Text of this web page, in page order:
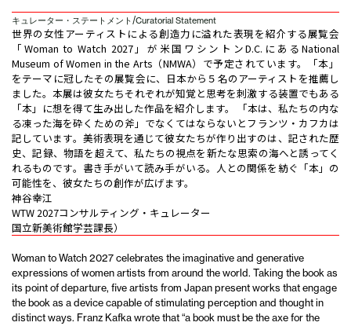
キュレーター・ステートメント/Curatorial Statement
世界の女性アーティストによる創造力に溢れた表現を紹介する展覧会
「Woman to Watch 2027」が米国ワシントンD.C.にあるNational
Museum of Women in the Arts（NMWA）で予定されています。「本」
をテーマに冠したその展覧会に、日本から５名のアーティストを推薦し
ました。本展は彼女たちそれぞれが知覚と思考を刺激する装置でもある
「本」に想を得て生み出した作品を紹介します。 「本は、私たちの内な
る凍った海を砕くための斧」でなくてはならないとフランツ・カフカは
記しています。美術表現を通じて彼女たちが作り出すのは、記された歴
史、記録、物語を超えて、私たちの視点を新たな思索の海へと誘ってく
れるものです。書き手がいて読み手がいる。人との関係を紡ぐ「本」の
可能性を、彼女たちの創作が広げます。
神谷幸江
WTW 2027コンサルティング・キュレーター
国立新美術館学芸課長）
Woman to Watch 2027 celebrates the imaginative and generative
expressions of women artists from around the world. Taking the book as
its point of departure, five artists from Japan present works that engage
the book as a device capable of stimulating perception and thought in
distinct ways. Franz Kafka wrote that “a book must be the axe for the